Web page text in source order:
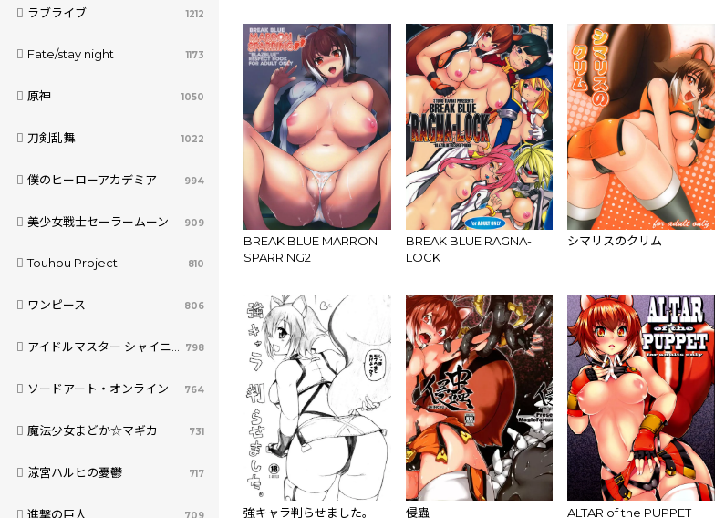
ラブライブ 1212
Fate/stay night 1173
原神 1050
刀剣乱舞 1022
僕のヒーローアカデミア 994
美少女戦士セーラームーン 909
Touhou Project 810
ワンピース 806
アイドルマスター シャイニーカラーズ 798
ソードアート・オンライン 764
魔法少女まどか☆マギカ 731
涼宮ハルヒの憂鬱 717
進撃の巨人 709
BREAK BLUE MARRON
SPARRING2
BREAK BLUE RAGNA-
LOCK
シマリスのクリム
強キャラ判らせました。 侵蟲 ALTAR of the PUPPET